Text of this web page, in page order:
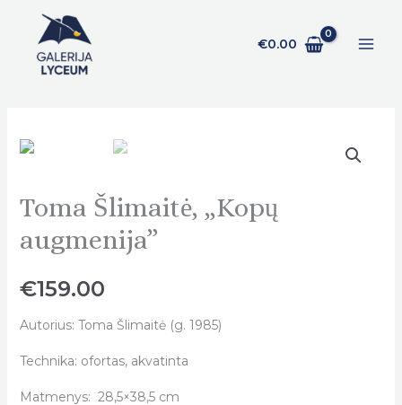
turinio
€0.00
Toma Šlimaitė, „Kopų
augmenija”
€159.00
Autorius: Toma Šlimaitė (g. 1985)
Technika: ofortas, akvatinta
Matmenys: 28,5×38,5 cm
Toma
„Kopų
quantity